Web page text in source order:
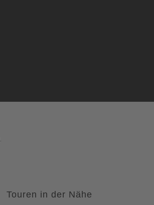
Touren in der Nähe